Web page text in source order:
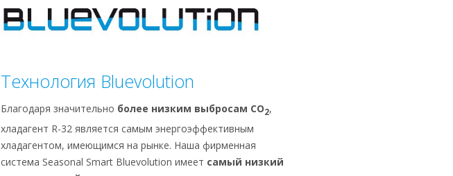
Технология Bluevolution
Благодаря значительно более низким выбросам CO2,
хладагент R-32 является самым энергоэффективным
хладагентом, имеющимся на рынке. Наша фирменная
система Seasonal Smart Bluevolution имеет самый низкий